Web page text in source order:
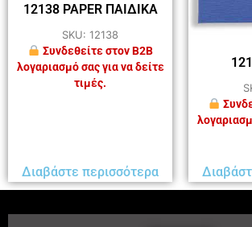
12138 PAPER ΠΑΙΔΙΚΑ
SKU: 12138
Συνδεθείτε στον B2B
λογαριασμό σας για να δείτε
τιμές.
Διαβάστε περισσότερα